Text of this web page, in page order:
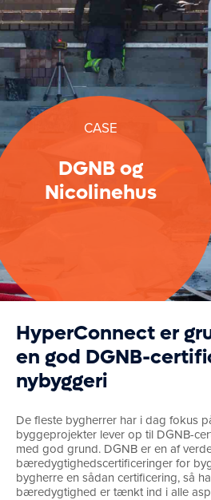
CASE
DGNB og
Nicolinehus
HyperConnect er
en god DGNB-
nybyggeri
De fleste bygherrer har i dag fokus
byggeprojekter lever op til DGNB-
med god grund. DGNB er en af
bæredygtighedscertificeringer for
bygherre en sådan certificering, så
bæredygtighed er tænkt ind i alle